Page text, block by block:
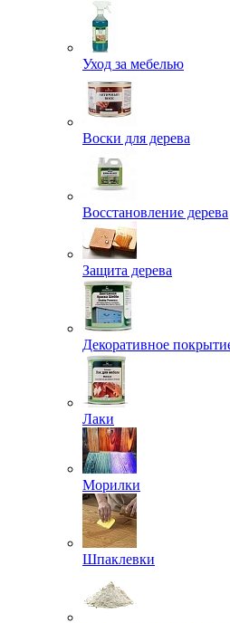
Уход за мебелью
Воски для дерева
Восстановление дерева
Защита дерева
Декоративное
Лаки
Морилки
Шпаклевки